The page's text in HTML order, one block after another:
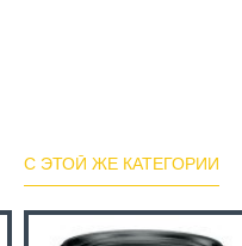
С ЭТОЙ ЖЕ КАТЕГОРИИ